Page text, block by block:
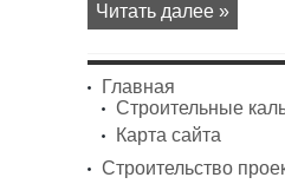
Читать далее »
Главная
Строительные
Карта сайта
Строительство